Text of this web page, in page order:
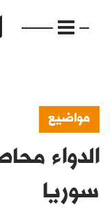
الرئيسية
مواضيع
الدواء
سوريا